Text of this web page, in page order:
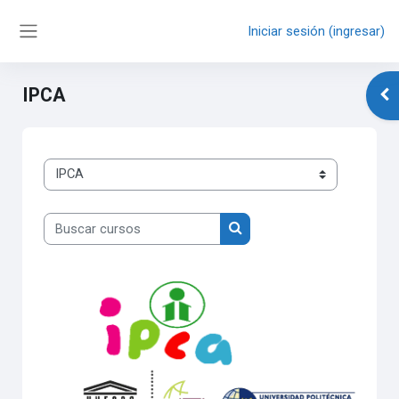
Iniciar sesión (ingresar)
IPCA
Categorías
Buscar cursos
Buscar cursos